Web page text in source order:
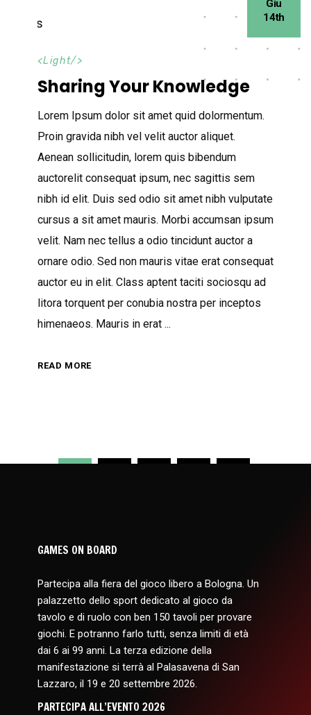
Giu
14th
<Light/>
Sharing Your Knowledge
Lorem Ipsum dolor sit amet quid dolormentum.
Proin gravida nibh vel velit auctor aliquet.
Aenean sollicitudin, lorem quis bibendum
auctorelit consequat ipsum, nec sagittis sem
nibh id elit. Duis sed odio sit amet nibh vulputate
cursus a sit amet mauris. Morbi accumsan ipsum
velit. Nam nec tellus a odio tincidunt auctor a
ornare odio. Sed non mauris vitae erat consequat
auctor eu in elit. Class aptent taciti sociosqu ad
litora torquent per conubia nostra per inceptos
himenaeos. Mauris in erat
READ MORE
GAMES ON BOARD
Partecipa alla fiera del gioco libero a Bologna. Un
palazzetto dello sport dedicato al gioco da
tavolo e di ruolo con ben 150 tavoli per provare
giochi. E potranno farlo tutti, senza limiti di età
dai 6 ai 99 anni. La terza edizione della
manifestazione si terrà al Palasavena di San
Lazzaro, il 19 e 20 settembre 2026.
PARTECIPA ALL’EVENTO 2026